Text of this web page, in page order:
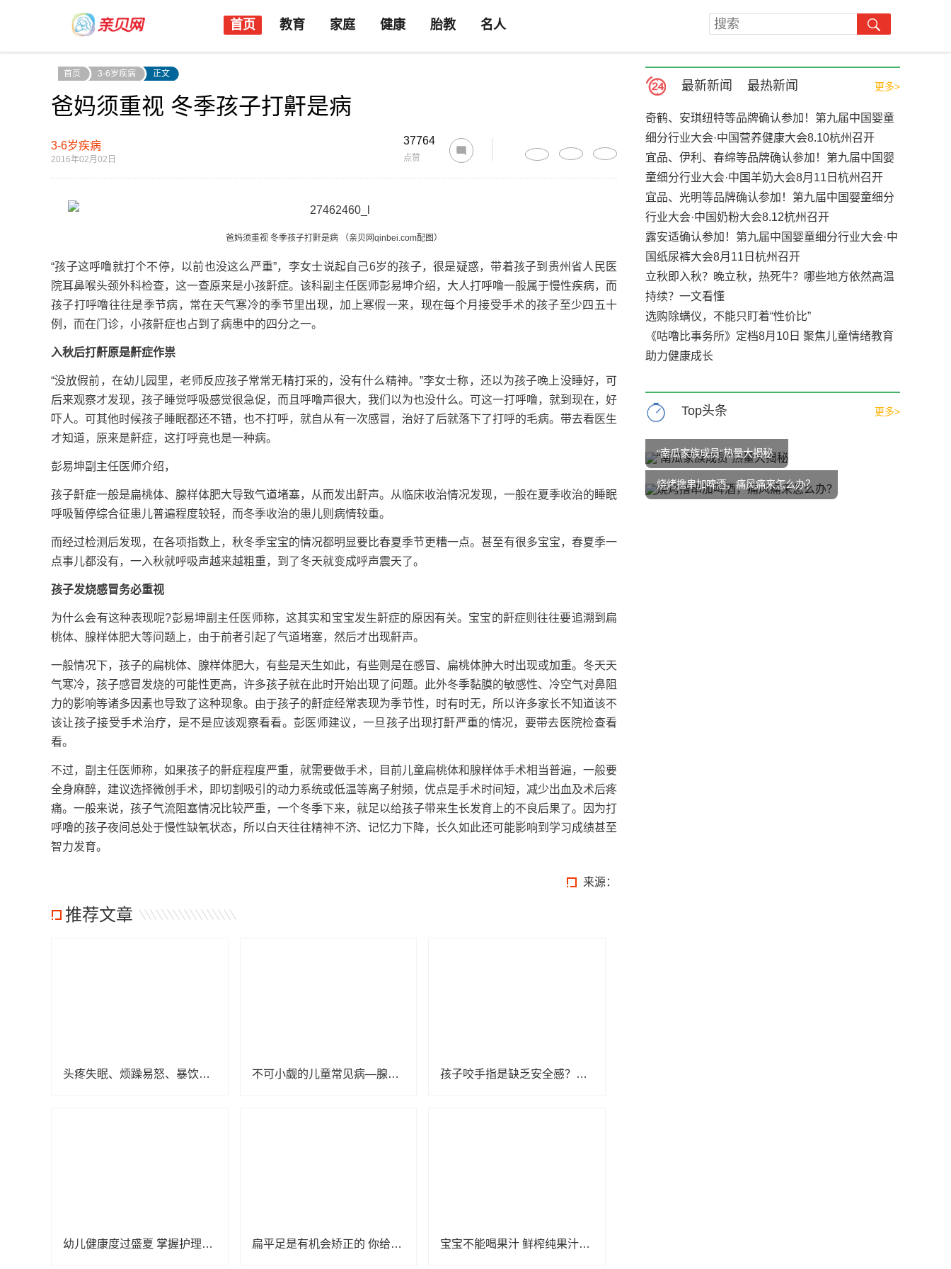
首页 教育 家庭 健康 胎教 名人
首页 3-6岁疾病 正文
爸妈须重视 冬季孩子打鼾是病
3-6岁疾病
2016年02月02日
37764
点赞
爸妈须重视 冬季孩子打鼾是病 （亲贝网qinbei.com配图）
“孩子这呼噜就打个不停，以前也没这么严重”，李女士说起自己6岁的孩子，很是疑惑，带着孩子到贵州省人民医
院耳鼻喉头颈外科检查，这一查原来是小孩鼾症。该科副主任医师彭易坤介绍，大人打呼噜一般属于慢性疾病，而
孩子打呼噜往往是季节病，常在天气寒冷的季节里出现，加上寒假一来，现在每个月接受手术的孩子至少四五十
例，而在门诊，小孩鼾症也占到了病患中的四分之一。
入秋后打鼾原是鼾症作祟
“没放假前，在幼儿园里，老师反应孩子常常无精打采的，没有什么精神。”李女士称，还以为孩子晚上没睡好，可
后来观察才发现，孩子睡觉呼吸感觉很急促，而且呼噜声很大，我们以为也没什么。可这一打呼噜，就到现在，好
吓人。可其他时候孩子睡眠都还不错，也不打呼，就自从有一次感冒，治好了后就落下了打呼的毛病。带去看医生
才知道，原来是鼾症，这打呼竟也是一种病。
彭易坤副主任医师介绍，
孩子鼾症一般是扁桃体、腺样体肥大导致气道堵塞，从而发出鼾声。从临床收治情况发现，一般在夏季收治的睡眠
呼吸暂停综合征患儿普遍程度较轻，而冬季收治的患儿则病情较重。
而经过检测后发现，在各项指数上，秋冬季宝宝的情况都明显要比春夏季节更糟一点。甚至有很多宝宝，春夏季一
点事儿都没有，一入秋就呼吸声越来越粗重，到了冬天就变成呼声震天了。
孩子发烧感冒务必重视
为什么会有这种表现呢?彭易坤副主任医师称，这其实和宝宝发生鼾症的原因有关。宝宝的鼾症则往往要追溯到扁
桃体、腺样体肥大等问题上，由于前者引起了气道堵塞，然后才出现鼾声。
一般情况下，孩子的扁桃体、腺样体肥大，有些是天生如此，有些则是在感冒、扁桃体肿大时出现或加重。冬天天
气寒冷，孩子感冒发烧的可能性更高，许多孩子就在此时开始出现了问题。此外冬季黏膜的敏感性、冷空气对鼻阻
力的影响等诸多因素也导致了这种现象。由于孩子的鼾症经常表现为季节性，时有时无，所以许多家长不知道该不
该让孩子接受手术治疗，是不是应该观察看看。彭医师建议，一旦孩子出现打鼾严重的情况，要带去医院检查看
看。
不过，副主任医师称，如果孩子的鼾症程度严重，就需要做手术，目前儿童扁桃体和腺样体手术相当普遍，一般要
全身麻醉，建议选择微创手术，即切割吸引的动力系统或低温等离子射频，优点是手术时间短，减少出血及术后疼
痛。一般来说，孩子气流阻塞情况比较严重，一个冬季下来，就足以给孩子带来生长发育上的不良后果了。因为打
呼噜的孩子夜间总处于慢性缺氧状态，所以白天往往精神不济、记忆力下降，长久如此还可能影响到学习成绩甚至
智力发育。
来源：
推荐文章
头疼失眠、烦躁易怒、暴饮暴食、拖延厌学……孩子这些异常向父母传递了哪些“信号”？ 不可小觑的儿童常见病—腺样体肥大 孩子咬手指是缺乏安全感？亲贝网小编为你解惑
幼儿健康度过盛夏 掌握护理小知识少生病 扁平足是有机会矫正的 你给孩子买对鞋了吗 宝宝不能喝果汁 鲜榨纯果汁也不行？
最新新闻 最热新闻 更多>
奇鹤、安琪纽特等品牌确认参加！第九届中国婴童
细分行业大会·中国营养健康大会8.10杭州召开
宜品、伊利、春绵等品牌确认参加！第九届中国婴
童细分行业大会·中国羊奶大会8月11日杭州召开
宜品、光明等品牌确认参加！第九届中国婴童细分
行业大会·中国奶粉大会8.12杭州召开
露安适确认参加！第九届中国婴童细分行业大会·中
国纸尿裤大会8月11日杭州召开
立秋即入秋？晚立秋，热死牛？哪些地方依然高温
持续？一文看懂
选购除螨仪，不能只盯着“性价比”
《咕噜比事务所》定档8月10日 聚焦儿童情绪教育
助力健康成长
Top头条 更多>
“南瓜家族成员”热量大揭秘
烧烤撸串加啤酒，痛风痛来怎么办？